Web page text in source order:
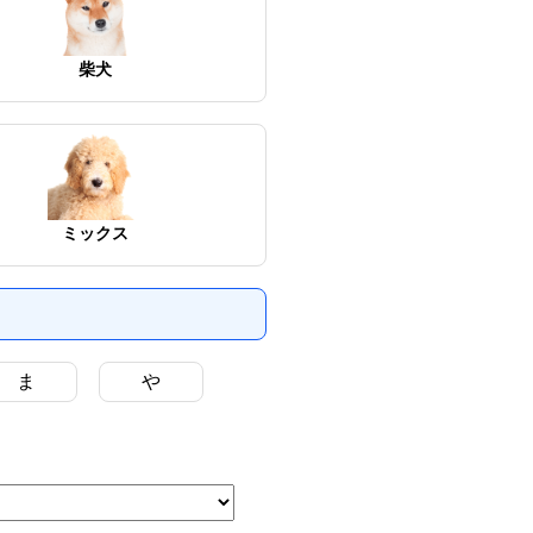
柴犬
ミックス
ま や